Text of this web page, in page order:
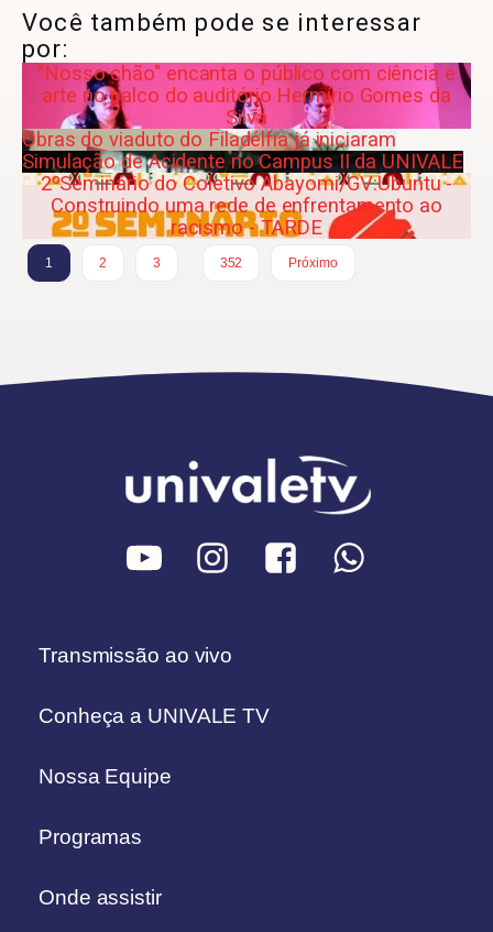
Você também pode se interessar
por:
"Nosso chão" encanta o público com ciência e
arte no palco do auditório Hermírio Gomes da
Silva
Obras do viaduto do Filadélfia já iniciaram
Simulação de Acidente no Campus II da UNIVALE
2ºSeminário do Coletivo Abayomi/GV:Ubuntu -
Construindo uma rede de enfrentamento ao
racismo - TARDE
1 2 3
352
Próximo
Transmissão ao vivo
Conheça a UNIVALE TV
Nossa Equipe
Programas
Onde assistir